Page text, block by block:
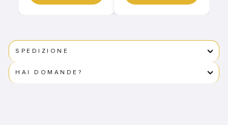
SPEDIZIONE
HAI DOMANDE?